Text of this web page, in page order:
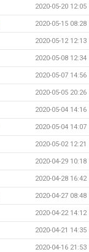
2020-05-20 12:05
2020-05-15 08:28
2020-05-12 12:13
2020-05-08 12:34
2020-05-07 14:56
2020-05-05 20:26
2020-05-04 14:16
2020-05-04 14:07
2020-05-02 12:21
2020-04-29 10:18
2020-04-28 16:42
2020-04-27 08:48
2020-04-22 14:12
2020-04-21 14:35
2020-04-16 21:53